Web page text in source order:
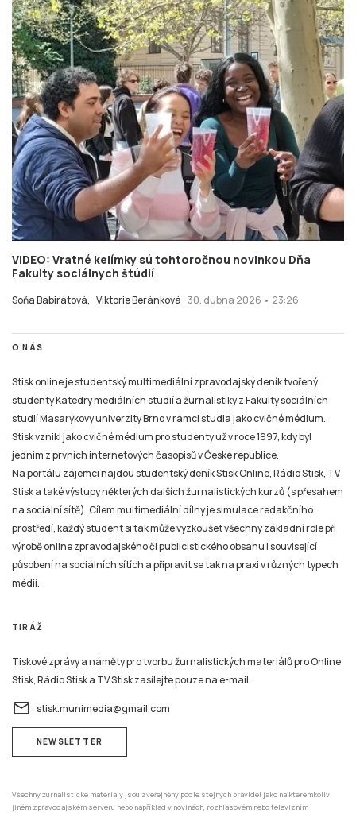
VIDEO: Vratné kelímky sú tohtoročnou novinkou Dňa
Fakulty sociálnych štúdií
Soňa Babirátová, Viktorie Beránková 30. dubna 2026 • 23:26
O NÁS
Stisk online je studentský multimediální zpravodajský deník tvořený
studenty Katedry mediálních studií a žurnalistiky z Fakulty sociálních
studií Masarykovy univerzity Brno v rámci studia jako cvičné médium.
Stisk vznikl jako cvičné médium pro studenty už v roce 1997, kdy byl
jedním z prvních internetových časopisů v České republice.
Na portálu zájemci najdou studentský deník Stisk Online, Rádio Stisk, TV
Stisk a také výstupy některých dalších žurnalistických kurzů (s přesahem
na sociální sítě). Cílem multimediální dílny je simulace redakčního
prostředí, každý student si tak může vyzkoušet všechny základní role při
výrobě online zpravodajského či publicistického obsahu i související
působení na sociálních sítích a připravit se tak na praxi v různých typech
médií.
TIRÁŽ
Tiskové zprávy a náměty pro tvorbu žurnalistických materiálů pro Online
Stisk, Rádio Stisk a TV Stisk zasílejte pouze na e-mail:
email stisk.munimedia@gmail.com
NEWSLETTER
Všechny žurnalistické materiály jsou zveřejněny podle stejných pravidel jako na kterémkoliv
jiném zpravodajském serveru nebo například v novinách, rozhlasovém nebo televizním